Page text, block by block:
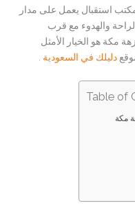
استقبال يعمل على مدار
والهدوء مع قرب
مكة هو الخيار الأمثل
دليلك في السعودية
Table of
مكة